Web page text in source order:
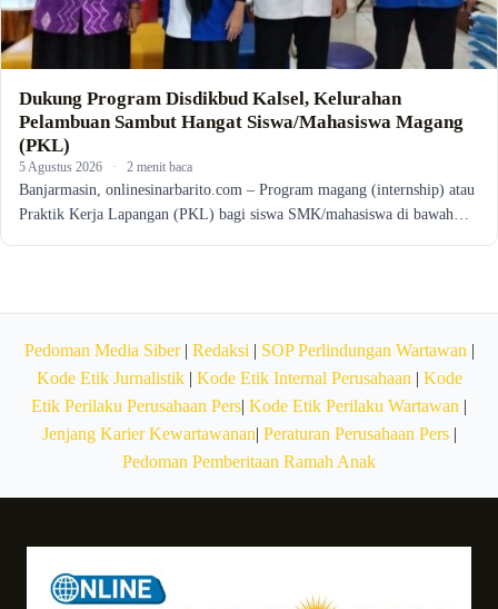
Dukung Program Disdikbud Kalsel, Kelurahan
Pelambuan Sambut Hangat Siswa/Mahasiswa Magang
(PKL)
5 Agustus 2026 · 2 menit baca
Banjarmasin, onlinesinarbarito.com – Program magang (internship) atau
Praktik Kerja Lapangan (PKL) bagi siswa SMK/mahasiswa di bawah…
Pedoman Media Siber| Redaksi | SOP Perlindungan Wartawan |
Kode Etik Jurnalistik| Kode Etik Internal Perusahaan | Kode
Etik Perilaku Perusahaan Pers| Kode Etik Perilaku Wartawan |
Jenjang Karier Kewartawanan| Peraturan Perusahaan Pers|
Pedoman Pemberitaan Ramah Anak